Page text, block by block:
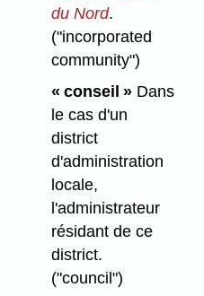
du Nord.
("incorporated
community")
« conseil »Dans
le cas d'un
district
d'administration
locale,
l'administrateur
résidant de ce
district.
("council")